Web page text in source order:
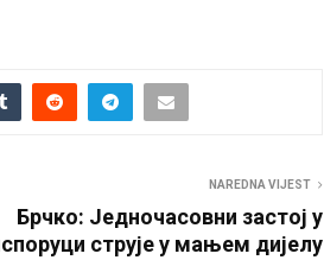
NAREDNA VIJEST
Брчко: Једночасовни застој у
струје у мањем дијелу